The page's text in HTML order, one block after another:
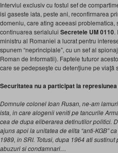
Interviul exclusiv cu fostul sef de
isi gaseste iata, peste ani, reconfirmarea
domeniu, care ating aceeasi
continuarea serialului Secretele UM 0110.
ministru al Romaniei a lucrat pentru
spunem “neprincipiale”, cu un sef al
Roman de Informatii). Faptele tuturor
care se pedepseşte cu detenţiune pe
Securitatea nu a participat la
Domnule colonel Ioan Rusan, ne-am
ista, in care alogenii veniti pe tancurile
cea de dupa eliberarea detinutilor politici.
ajuns apoi la unitatea de elita “anti-KGB”
1989, in SRI. Totusi, dupa 1964 ati
abuzuri si condamnari…